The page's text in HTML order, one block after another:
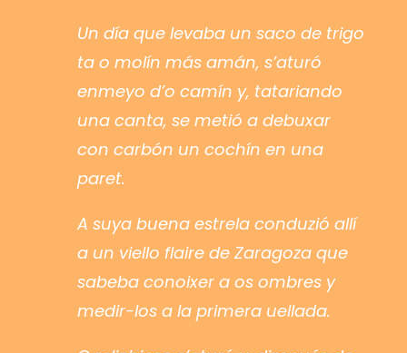
Un día que levaba un saco de trigo
ta o molín más amán, s’aturó
enmeyo d’o camín y, tatariando
una canta, se metió a debuxar
con carbón un cochín en una
paret.
A suya buena estrela conduzió allí
a un viello flaire de Zaragoza que
sabeba conoixer a os ombres y
medir-los a la primera uellada.